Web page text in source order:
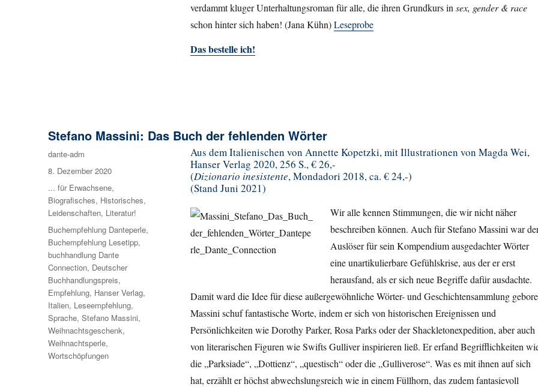
verdammt kluger Unterhaltungsroman für alle, die ihren Grundkurs in sex, gender & race
schon hinter sich haben! (Jana Kühn)Leseprobe
Das bestelle ich!
Stefano Massini: Das Buch der fehlenden Wörter
Aus dem Italienischen von Annette Kopetzki, mit Illustrationen von Magda Wei,
Hanser Verlag 2020, 256 S., € 26,-
(Dizionario inesistente, Mondadori 2018, ca. € 24,-)
(Stand Juni 2021)
Wir alle kennen Stimmungen, die wir nicht näher
beschreiben können. Auch für Stefano Massini war
Auslöser für sein Kompendium ausgedachter Wörter
eine unartikulierbare Gefühlskrise, aus der er erst
herausfand, als er sich neue Begriffe dafür ausdachte.
Damit ward die Idee für diese außergewöhnliche Wörter- und Geschichtensammlung
Massini schuf fantastische Worte, indem er sich von historischen Ereignissen und
Persönlichkeiten wie Dorothy Parker, Rosa Parks oder der Shackletonexpedition, aber auch
von literarischen Figuren wie Swifts Gulliver inspirieren ließ. Er erfand Begrifflichkeiten
die „Parksiade“, „Dottienz“, „questisch“ oder die „Gulliverose“. Was es mit ihnen auf sich
hat, erzählt er höchst abwechslungsreich wie in einem Füllhorn, das zudem fantasievoll
Autor
dante-adm
Veröffentlicht
am
8. Dezember 2020
Kategorien
... für Erwachsene,
Biografisches, Historisches,
Leidenschaften, Literatur!
Schlagwörter
Buchempfehlung Danteperle,
Buchempfehlung Lesetipp,
buchhandlung Dante
Connection, Deutscher
Buchhandlungspreis,
Empfehlung, Hanser Verlag,
Italien, Leseempfehlung,
Sprache,Stefano Massini,
Weihnachtsgeschenk,
Weihnachtsperle,
Wortschöpfungen